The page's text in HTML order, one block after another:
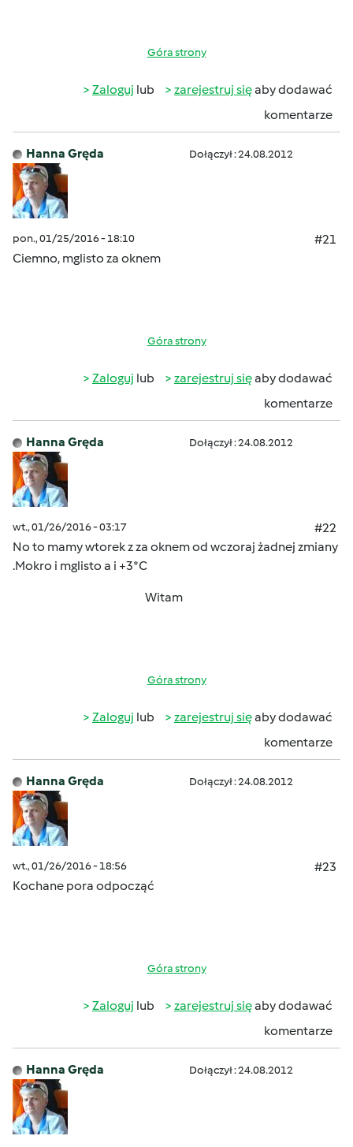
Góra strony
Zaloguj lub zarejestruj sięaby dodawać
komentarze
Hanna Gręda Dołączył : 24.08.2012
pon., 01/25/2016 - 18:10
#21
Ciemno, mglisto za oknem
Góra strony
Zaloguj lub zarejestruj sięaby dodawać
komentarze
Hanna Gręda Dołączył : 24.08.2012
wt., 01/26/2016 - 03:17
#22
No to mamy wtorek z za oknem od wczoraj żadnej zmiany
.Mokro i mglisto a i +3*C
Witam
Góra strony
Zaloguj lub zarejestruj sięaby dodawać
komentarze
Hanna Gręda Dołączył : 24.08.2012
wt., 01/26/2016 - 18:56
#23
Kochane pora odpocząć
Góra strony
Zaloguj lub zarejestruj sięaby dodawać
komentarze
Hanna Gręda Dołączył : 24.08.2012